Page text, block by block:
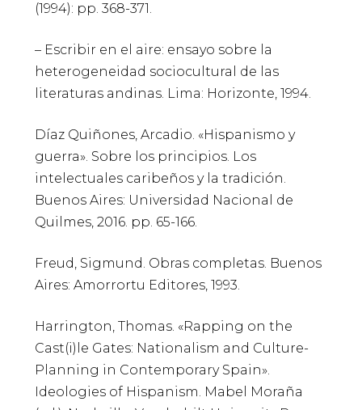
(1994): pp. 368-371.
– Escribir en el aire: ensayo sobre la
heterogeneidad sociocultural de las
literaturas andinas. Lima: Horizonte, 1994.
Díaz Quiñones, Arcadio. «Hispanismo y
guerra». Sobre los principios. Los
intelectuales caribeños y la tradición.
Buenos Aires: Universidad Nacional de
Quilmes, 2016. pp. 65-166.
Freud, Sigmund. Obras completas. Buenos
Aires: Amorrortu Editores, 1993.
Harrington, Thomas. «Rapping on the
Cast(i)le Gates: Nationalism and Culture-
Planning in Contemporary Spain».
Ideologies of Hispanism. Mabel Moraña